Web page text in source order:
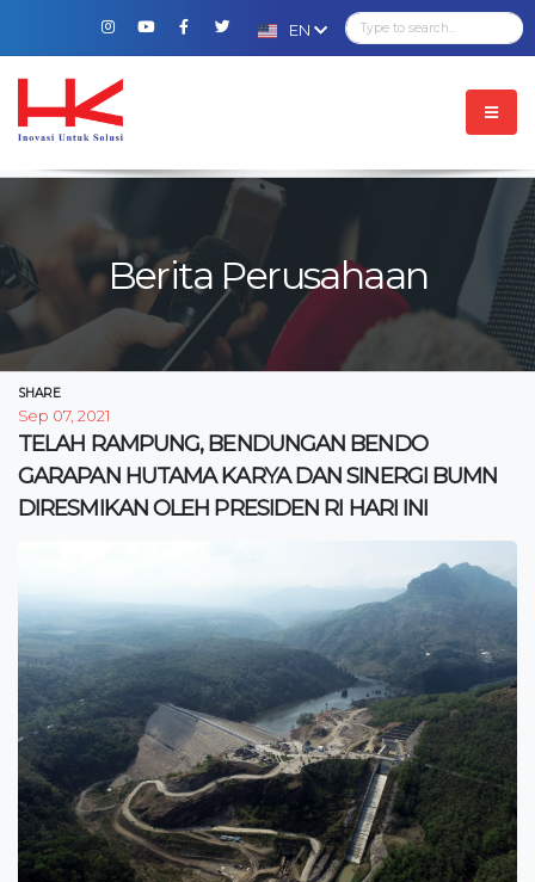
EN
Berita Perusahaan
SHARE
Sep 07, 2021
TELAH RAMPUNG, BENDUNGAN BENDO
GARAPAN HUTAMA KARYA DAN SINERGI BUMN
DIRESMIKAN OLEH PRESIDEN RI HARI INI